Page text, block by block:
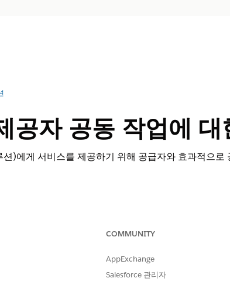
공자 공동 작업에
)에게 서비스를 제공하기 위해 공급자와 효과적으로
려면 새 제공자에 대한 새 제공자 추천 안내 플로를 시
COMMUNITY
AppExchange
Salesforce 관리자